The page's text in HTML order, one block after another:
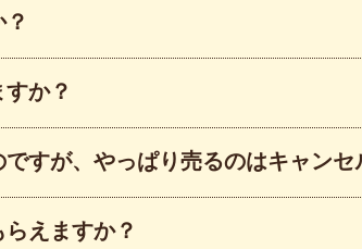
か？
すが、やっぱり売るのはキャン
えますか？